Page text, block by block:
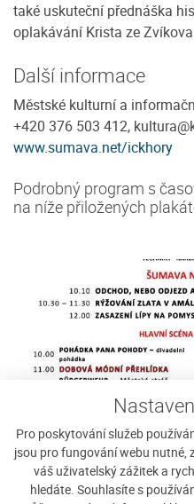
Pro poskytování služeb
jsou pro fungování webu nutné,
váš uživatelský zážitek a
hledáte. Souhlasíte s
také uskuteční přednáška
oplakávání Krista ze
Další informace
Městské kulturní a
+420 376 503 412,
www.sumava.net/ickhory
Podrobný program s
na níže přiložených